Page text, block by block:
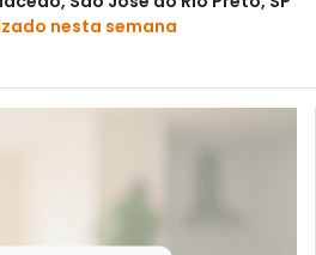
nesta semana